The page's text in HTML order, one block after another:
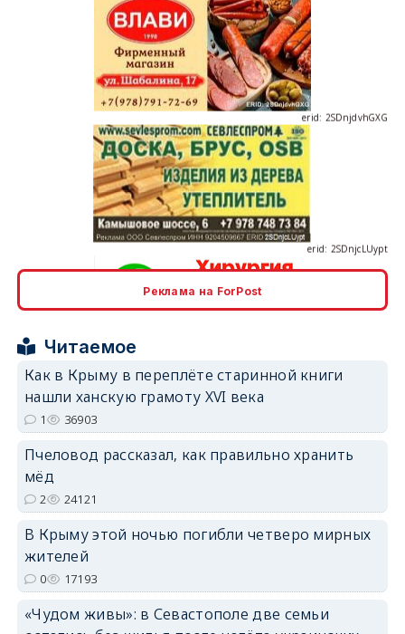
erid: 2SDnjdvhGXG
erid: 2SDnjdPjgYS
Реклама на ForPost
Читаемое
Как в Крыму в переплёте старинной книги
нашли ханскую грамоту XVI века
1 36903
Пчеловод рассказал, как правильно хранить
мёд
2 24121
В Крыму этой ночью погибли четверо мирных
жителей
0 17193
«Чудом живы»: в Севастополе две семьи